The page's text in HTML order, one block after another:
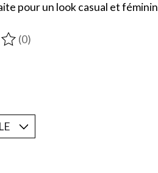
pour un look casual et féminin
à
(0)